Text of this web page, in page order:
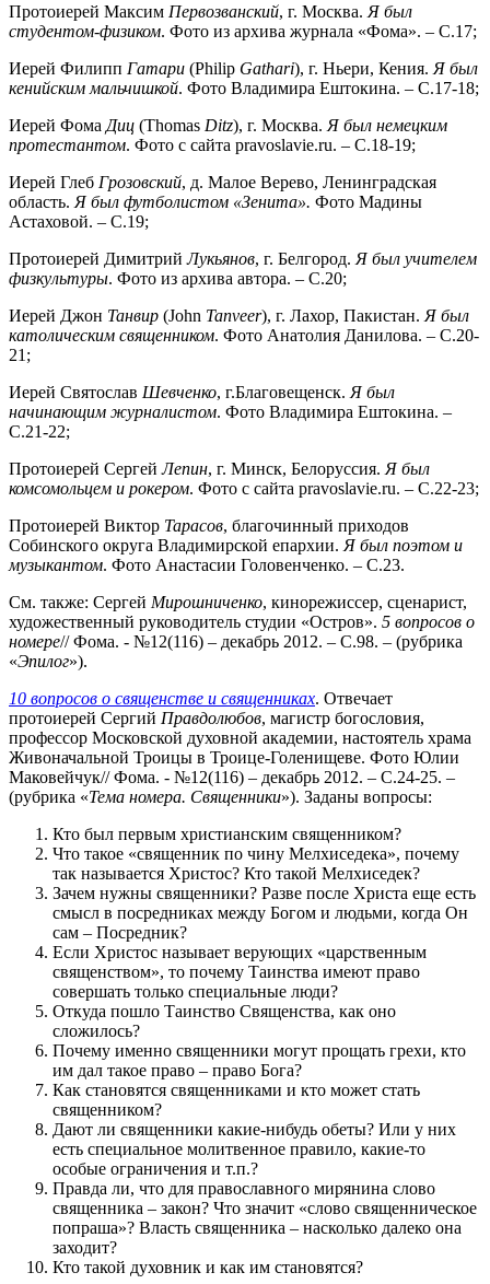
Протоиерей Максим Первозванский, г. Москва. Я был
студентом-физиком. Фото из архива журнала «Фома». – С.17;
Иерей Филипп Гатари (Philip Gathari), г. Ньери, Кения. Я был
кенийским мальчишкой. Фото Владимира Ештокина. – С.17-18;
Иерей Фома Диц (Thomas Ditz), г. Москва. Я был немецким
протестантом. Фото с сайта pravoslavie.ru. – С.18-19;
Иерей Глеб Грозовский, д. Малое Верево, Ленинградская
область. Я был футболистом «Зенита». Фото Мадины
Астаховой. – С.19;
Протоиерей ДимитрийЛукьянов, г. Белгород. Я был учителем
физкультуры. Фото из архива автора. – С.20;
Иерей Джон Танвир (John Tanveer), г. Лахор, Пакистан. Я был
католическим священником. Фото Анатолия Данилова. – С.20-
21;
Иерей Святослав Шевченко, г.Благовещенск. Я был
начинающим журналистом. Фото Владимира Ештокина. –
С.21-22;
Протоиерей СергейЛепин, г. Минск, Белоруссия. Я был
комсомольцем и рокером. Фото с сайта pravoslavie.ru. – С.22-23;
Протоиерей Виктор Тарасов, благочинный приходов
Собинского округа Владимирской епархии. Я был поэтом и
музыкантом. Фото Анастасии Головенченко. – С.23.
См. также: Сергей Мирошниченко, кинорежиссер, сценарист,
художественный руководитель студии «Остров». 5 вопросов о
номере// Фома. - №12(116) – декабрь 2012. – С.98. – (рубрика
«Эпилог»).
10 вопросов о священстве и священниках. Отвечает
протоиерей Сергий Правдолюбов, магистр богословия,
профессор Московской духовной академии, настоятель храма
Живоначальной Троицы в Троице-Голенищеве. Фото Юлии
Маковейчук// Фома. - №12(116) – декабрь 2012. – С.24-25. –
(рубрика «Тема номера. Священники»). Заданы вопросы:
Кто был первым христианским священником?
Что такое «священник по чину Мелхиседека», почему
так называется Христос? Кто такой Мелхиседек?
Зачем нужны священники? Разве после Христа еще есть
смысл в посредниках между Богом и людьми, когда Он
сам – Посредник?
Если Христос называет верующих «царственным
священством», то почему Таинства имеют право
совершать только специальные люди?
Откуда пошло Таинство Священства, как оно
сложилось?
Почему именно священники могут прощать грехи, кто
им дал такое право – право Бога?
Как становятся священниками и кто может стать
священником?
Дают ли священники какие-нибудь обеты? Или у них
есть специальное молитвенное правило, какие-то
особые ограничения и т.п.?
Правда ли, что для православного мирянина слово
священника – закон? Что значит «слово священническое
попраша»? Власть священника – насколько далеко она
заходит?
Кто такой духовник и как им становятся?